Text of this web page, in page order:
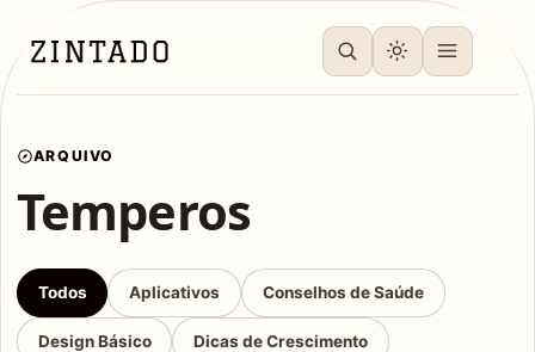
ARQUIVO
Temperos
Todos Aplicativos Conselhos de Saúde
Design Básico Dicas de Crescimento